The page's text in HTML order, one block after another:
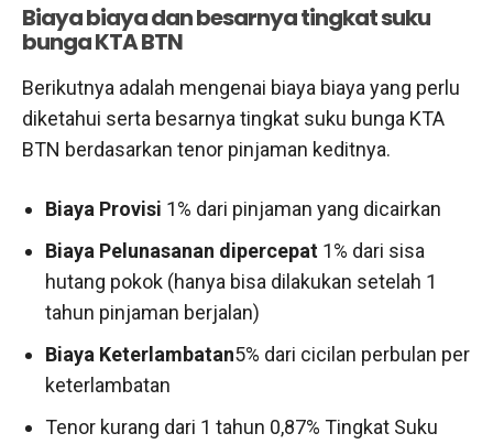
Biaya biaya dan besarnya tingkat suku
bunga KTA BTN
Berikutnya adalah mengenai biaya biaya yang perlu
diketahui serta besarnya tingkat suku bunga KTA
BTN berdasarkan tenor pinjaman keditnya.
Biaya Provisi 1% dari pinjaman yang dicairkan
Biaya Pelunasanan dipercepat 1% dari sisa
hutang pokok (hanya bisa dilakukan setelah 1
tahun pinjaman berjalan)
Biaya Keterlambatan5% dari cicilan perbulan per
keterlambatan
Tenor kurang dari 1 tahun 0,87% Tingkat Suku